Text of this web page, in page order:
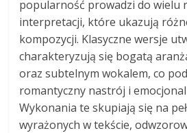
popularność prowadzi do wielu
interpretacji, które ukazują
kompozycji. Klasyczne wersje
charakteryzują się bogatą
oraz subtelnym wokalem, co
romantyczny nastrój i
Wykonania te skupiają się na
wyrażonych w tekście,